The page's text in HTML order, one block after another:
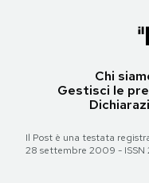
Chi
Gestisci le
Il Post è una testata
28 settembre 2009 - ISSN